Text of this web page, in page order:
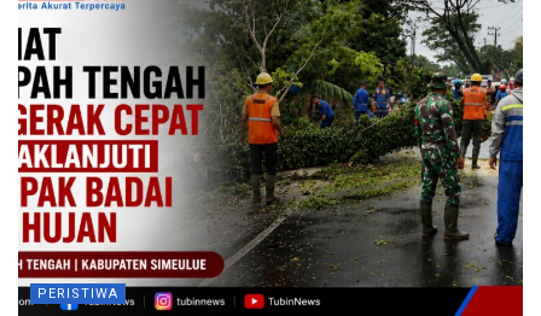
PERISTIWA